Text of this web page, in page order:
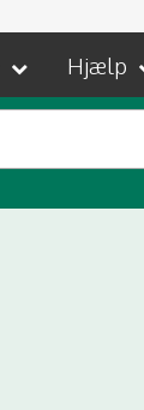
Hjælp